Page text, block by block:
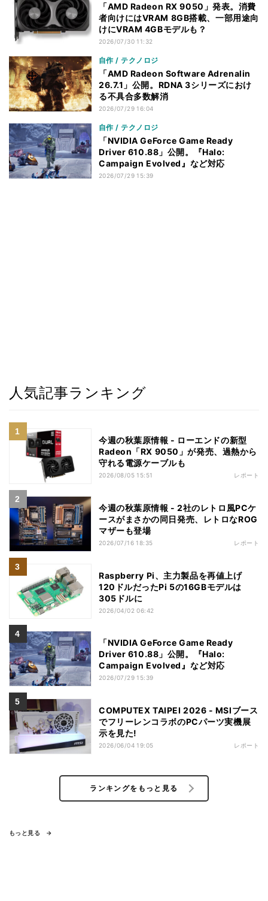
「AMD Radeon RX 9050」発表。消費
者向けにはVRAM 8GB搭載、一部用途向
けにVRAM 4GBモデルも？
2026/07/30 11:32
自作 / テクノロジ
「AMD Radeon Software Adrenalin
26.7.1」公開。RDNA 3シリーズにおけ
る不具合多数解消
2026/07/29 16:04
自作 / テクノロジ
「NVIDIA GeForce Game Ready
Driver 610.88」公開。『Halo:
Campaign Evolved』など対応
2026/07/29 15:39
人気記事ランキング
今週の秋葉原情報 - ローエンドの新型
Radeon「RX 9050」が発売、過熱から
守れる電源ケーブルも
2026/08/05 15:51 レポート
今週の秋葉原情報 - 2社のレトロ風PCケ
ースがまさかの同日発売、レトロなROG
マザーも登場
2026/07/16 18:35 レポート
Raspberry Pi、主力製品を再値上げ
120ドルだったPi 5の16GBモデルは
305ドルに
2026/04/02 06:42
「NVIDIA GeForce Game Ready
Driver 610.88」公開。『Halo:
Campaign Evolved』など対応
2026/07/29 15:39
COMPUTEX TAIPEI 2026 - MSIブース
でフリーレンコラボのPCパーツ実機展
示を見た!
2026/06/04 19:05 レポート
ランキングをもっと見る
もっと見る